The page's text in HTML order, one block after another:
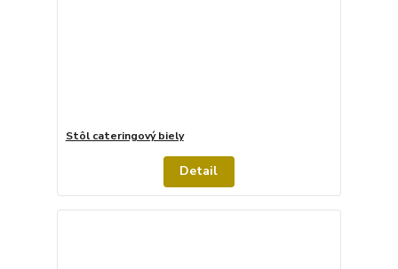
Stôl cateringový biely
Detail